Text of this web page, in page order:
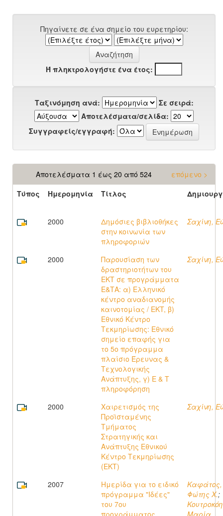
Πηγαίνετε σε ένα σημείο του ευρετηρίου:
Ή πληκτρολογήστε ένα έτος:
Ταξινόμηση ανά:
Σε σειρά:
Αποτελέσματα/σελίδα:
Συγγραφείς/εγγραφή:
Αποτελέσματα 1 έως 20 από 524
επόμενο >
Τύπος
Ημερομηνία Τίτλος
2000
Δημόσιες βιβλιοθήκες
στην κοινωνία των
πληροφοριών
Σαχίνη,
2000
Παρουσίαση των
δραστηριοτήτων του
ΕΚΤ σε προγράμματα
Ε&ΤΑ: α) Ελληνικό
κέντρο αναδιανομής
καινοτομίας / EKT, β)
Εθνικό Κέντρο
Τεκμηρίωσης: Εθνικό
σημείο επαφής για
το 5ο πρόγραμμα
πλαίσιο Έρευνας &
Τεχνολογικής
Ανάπτυξης, γ) Ε & Τ
πληροφόρηση
Σαχίνη,
2000
Χαιρετισμός της
Προϊσταμένης
Τμήματος
Στρατηγικής και
Ανάπτυξης Εθνικού
Κέντρο Τεκμηρίωσης
(ΕΚΤ)
Σαχίνη,
2007
Ημερίδα για το ειδικό
πρόγραμμα "Ιδέες"
του 7ου
προγράμματος
Καφάτος,
Φώτης Χ.;
Μαρία